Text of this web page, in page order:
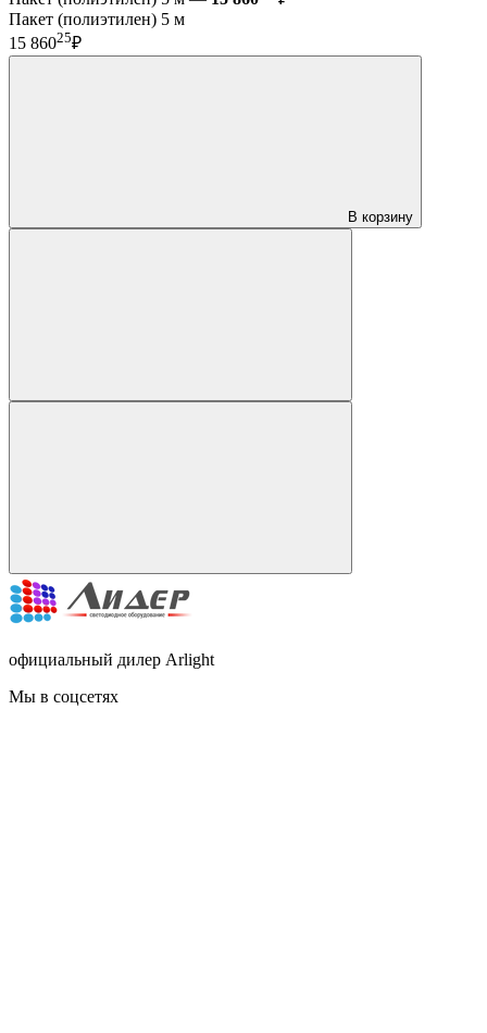
Пакет (полиэтилен) 5 м
15 86025₽
В корзину
официальный дилер Arlight
Мы в соцсетях